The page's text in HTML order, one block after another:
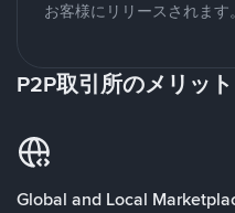
お客様にリリースされます。
P2P取引所のメリット
Global and Local